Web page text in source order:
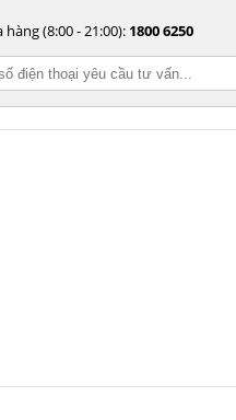
hàng (8:00 - 21:00): 1800 6250